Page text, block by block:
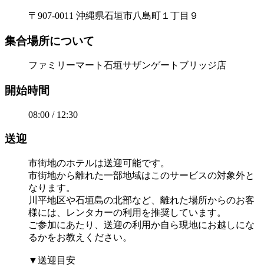
〒907-0011 沖縄県石垣市八島町１丁目９
集合場所について
ファミリーマート石垣サザンゲートブリッジ店
開始時間
08:00 / 12:30
送迎
市街地のホテルは送迎可能です。
市街地から離れた一部地域はこのサービスの対象外と
なります。
川平地区や石垣島の北部など、離れた場所からのお客
様には、レンタカーの利用を推奨しています。
ご参加にあたり、送迎の利用か自ら現地にお越しにな
るかをお教えください。
▼送迎目安